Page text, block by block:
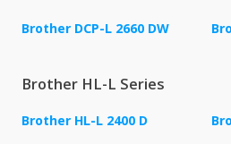
Brother DCP-L 2660 DW
Brother HL-L Series
Brother HL-L 2400 D